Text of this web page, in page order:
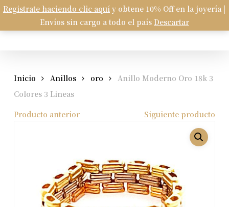
Registrate haciendo clic aquí y obtene 10% Off en la joyería |
Envíos sin cargo a todo el país Descartar
Skip
main
search
Carrito Cart
Inicio Anillos oro
Anillo Moderno Oro 18k 3
Colores 3 Lineas
Producto anterior
Siguiente producto